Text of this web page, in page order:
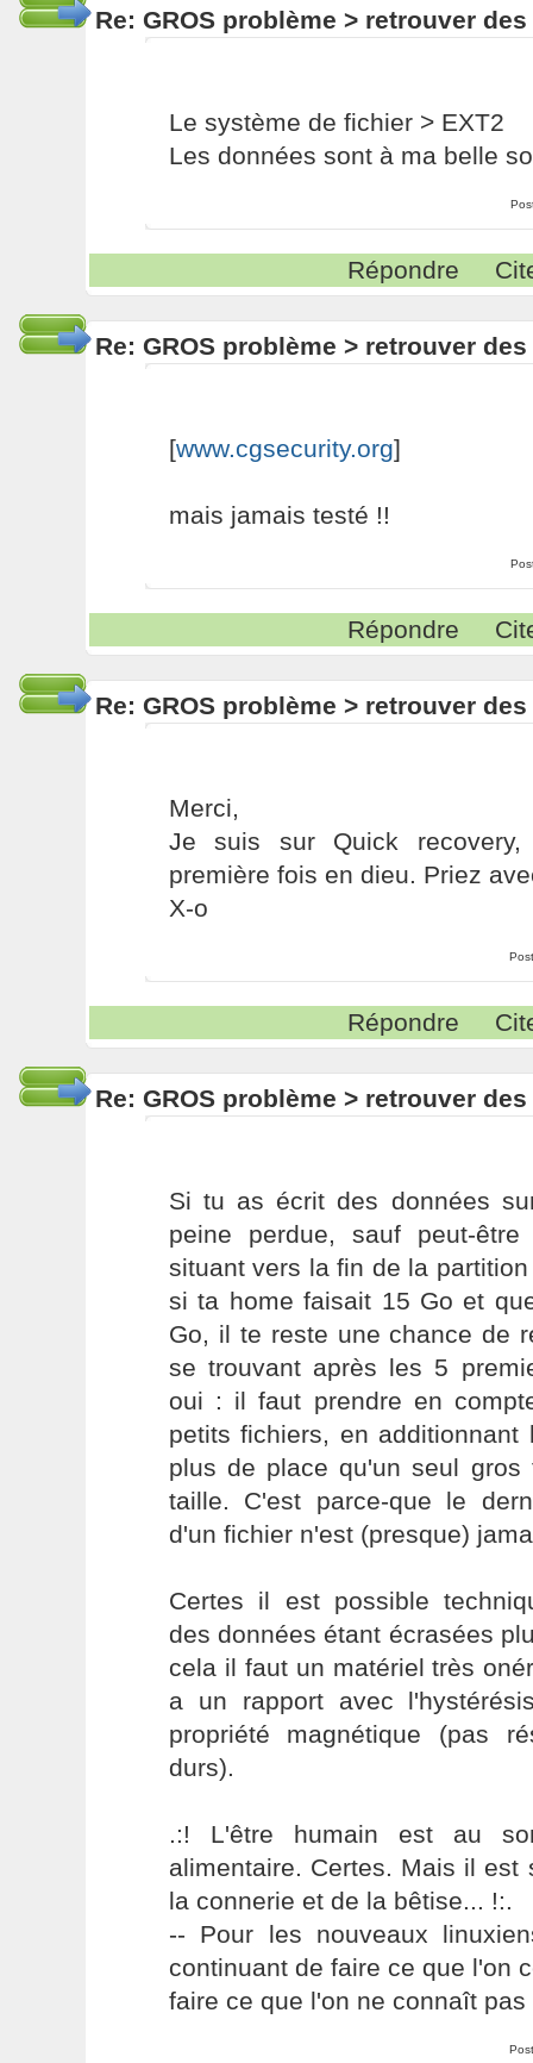
Re: GROS problème > retrouver
Le système de fichier > EXT2
Les données sont à ma belle
Répondre
Re: GROS problème > retrouver
[www.cgsecurity.org]
mais jamais testé !!
Répondre
Re: GROS problème > retrouver
Merci,
Je suis sur Quick
première fois en dieu. Priez
X-o
Répondre
Re: GROS problème > retrouver
Si tu as écrit des données
peine perdue, sauf peut-
situant vers la fin de la
si ta home faisait 15 Go et
Go, il te reste une chance de
se trouvant après les 5
oui : il faut prendre en
petits fichiers, en additionnant
plus de place qu'un seul gros
taille. C'est parce-que le
d'un fichier n'est (presque)
Certes il est possible
des données étant écrasées
cela il faut un matériel très
a un rapport avec
propriété magnétique (pas
durs).
.:! L'être humain est au
alimentaire. Certes. Mais il est
la connerie et de la bêtise... !:.
-- Pour les nouveaux
continuant de faire ce que l'on
faire ce que l'on ne connaît pas